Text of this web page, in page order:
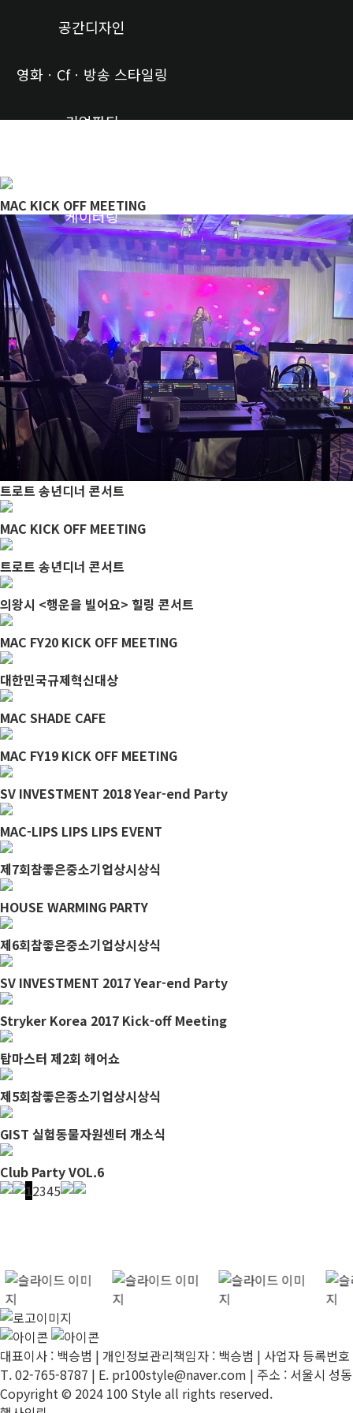
공간디자인
영화ㆍCfㆍ방송 스타일링
기업파티
케이터링
MAC KICK OFF MEETING
트로트 송년디너 콘서트
MAC KICK OFF MEETING
트로트 송년디너 콘서트
의왕시 <행운을 빌어요> 힐링 콘서트
MAC FY20 KICK OFF MEETING
대한민국규제혁신대상
MAC SHADE CAFE
MAC FY19 KICK OFF MEETING
SV INVESTMENT 2018 Year-end Party
MAC-LIPS LIPS LIPS EVENT
제7회참좋은중소기업상시상식
HOUSE WARMING PARTY
제6회참좋은중소기업상시상식
SV INVESTMENT 2017 Year-end Party
Stryker Korea 2017 Kick-off Meeting
탑마스터 제2회 헤어쇼
제5회참좋은종소기업상시상식
GIST 실험동물자원센터 개소식
Club Party VOL.6
12345
대표이사 : 백승범 | 개인정보관리책임자 : 백승범 | 사업자 등록번
T. 02-765-8787 | E. pr100style@naver.com | 주소 : 서울시 성
Copyright © 2024 100 Style all rights reserved.